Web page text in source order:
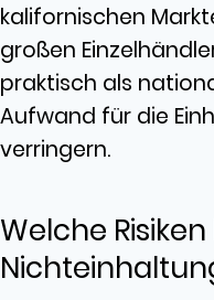
kalifornischen
großen
praktisch als
Aufwand für die
verringern.
Welche